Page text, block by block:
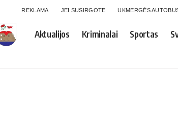
REKLAMA JEI SUSIRGOTE UKMERGĖS
Aktualijos Kriminalai Sportas